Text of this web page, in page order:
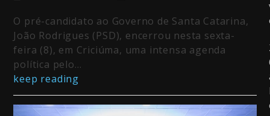
O pré-candidato ao Governo de Santa Catarina,
João Rodrigues (PSD), encerrou nesta sexta-
feira (8), em Criciúma, uma intensa agenda
política pelo…
keep reading